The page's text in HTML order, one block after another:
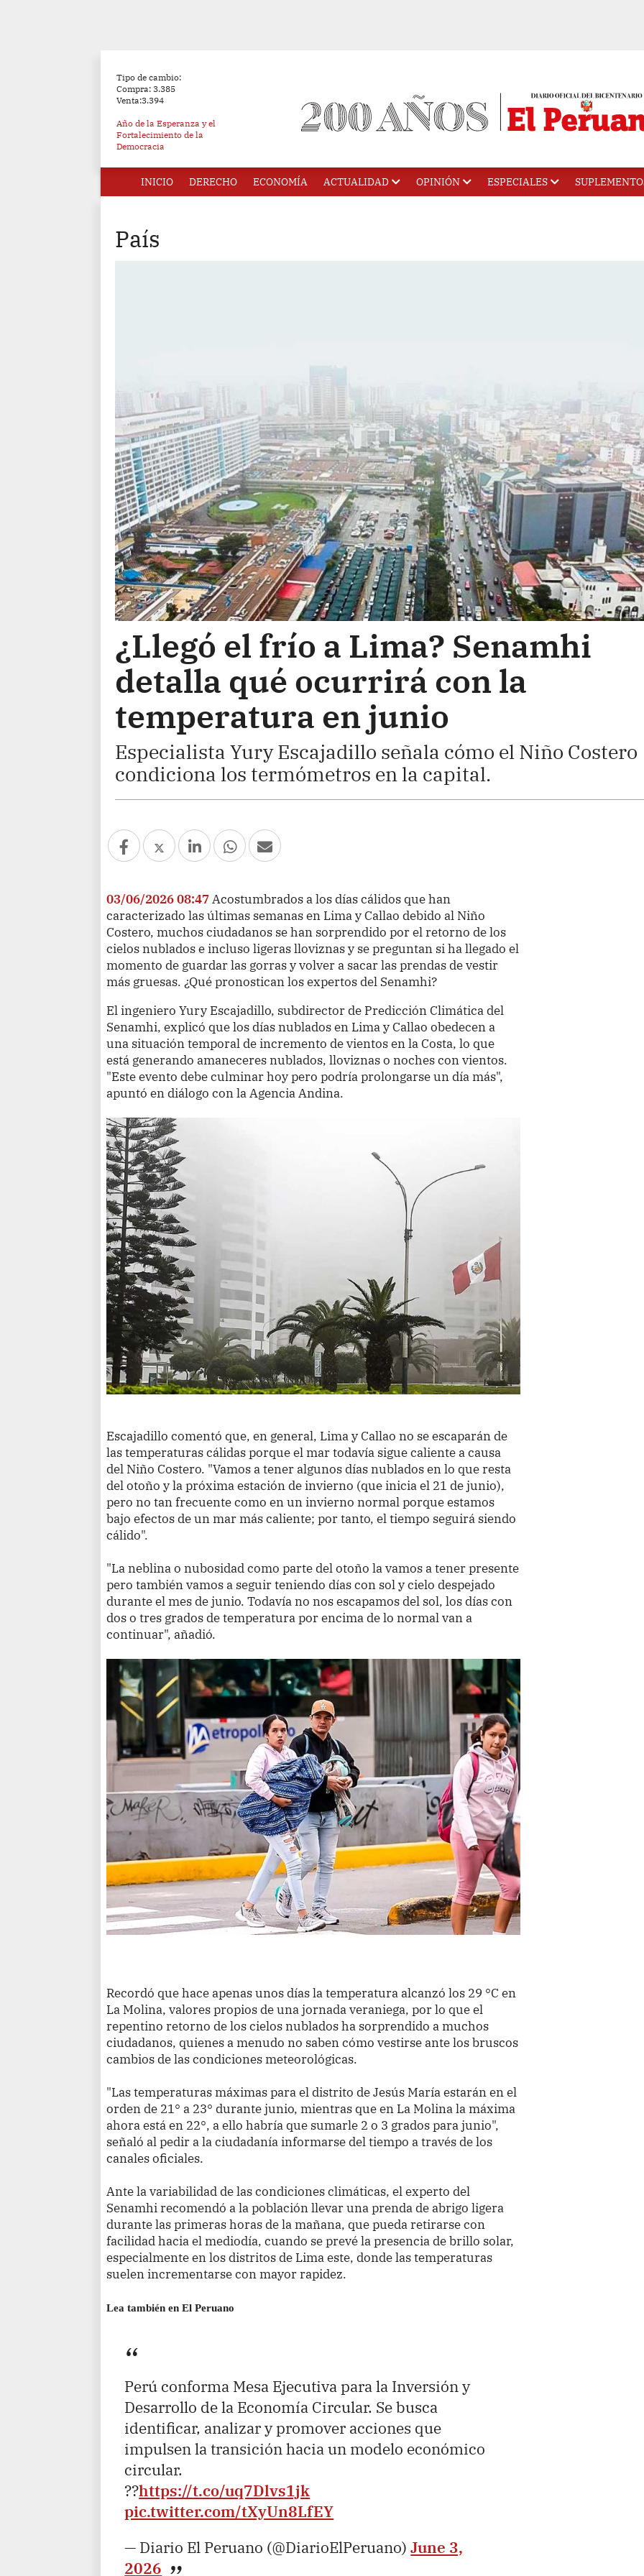
Tipo de cambio:
Compra: 3.385
Venta:3.394
Año de la Esperanza y el
Fortalecimiento de la
Democracia
INICIO DERECHO ECONOMÍA ACTUALIDAD OPINIÓN ESPECIALES
País
¿Llegó el frío a Lima? Senamhi
detalla qué ocurrirá con la
temperatura en junio
Especialista Yury Escajadillo señala cómo el Niño Costero
condiciona los termómetros en la capital.
03/06/2026 08:47Acostumbrados a los días cálidos que han
caracterizado las últimas semanas en Lima y Callao debido al Niño
Costero, muchos ciudadanos se han sorprendido por el retorno de los
cielos nublados e incluso ligeras lloviznas y se preguntan si ha llegado el
momento de guardar las gorras y volver a sacar las prendas de vestir
más gruesas. ¿Qué pronostican los expertos del Senamhi?
El ingeniero Yury Escajadillo, subdirector de Predicción Climática del
Senamhi, explicó que los días nublados en Lima y Callao obedecen a
una situación temporal de incremento de vientos en la Costa, lo que
está generando amaneceres nublados, lloviznas o noches con vientos.
"Este evento debe culminar hoy pero podría prolongarse un día más",
apuntó en diálogo con la Agencia Andina.
Escajadillo comentó que, en general, Lima y Callao no se escaparán de
las temperaturas cálidas porque el mar todavía sigue caliente a causa
del Niño Costero. "Vamos a tener algunos días nublados en lo que resta
del otoño y la próxima estación de invierno (que inicia el 21 de junio),
pero no tan frecuente como en un invierno normal porque estamos
bajo efectos de un mar más caliente; por tanto, el tiempo seguirá siendo
cálido".
"La neblina o nubosidad como parte del otoño la vamos a tener presente
pero también vamos a seguir teniendo días con sol y cielo despejado
durante el mes de junio. Todavía no nos escapamos del sol, los días con
dos o tres grados de temperatura por encima de lo normal van a
continuar", añadió.
Recordó que hace apenas unos días la temperatura alcanzó los 29 °C en
La Molina, valores propios de una jornada veraniega, por lo que el
repentino retorno de los cielos nublados ha sorprendido a muchos
ciudadanos, quienes a menudo no saben cómo vestirse ante los bruscos
cambios de las condiciones meteorológicas.
"Las temperaturas máximas para el distrito de Jesús María estarán en el
orden de 21° a 23° durante junio, mientras que en La Molina la máxima
ahora está en 22°, a ello habría que sumarle 2 o 3 grados para junio",
señaló al pedir a la ciudadanía informarse del tiempo a través de los
canales oficiales.
Ante la variabilidad de las condiciones climáticas, el experto del
Senamhi recomendó a la población llevar una prenda de abrigo ligera
durante las primeras horas de la mañana, que pueda retirarse con
facilidad hacia el mediodía, cuando se prevé la presencia de brillo solar,
especialmente en los distritos de Lima este, donde las temperaturas
suelen incrementarse con mayor rapidez.
Lea también en El Peruano
Perú conforma Mesa Ejecutiva para la Inversión y
Desarrollo de la Economía Circular. Se busca
identificar, analizar y promover acciones que
impulsen la transición hacia un modelo económico
circular.
??https://t.co/uq7Dlvs1jk
pic.twitter.com/tXyUn8LfEY
— Diario El Peruano (@DiarioElPeruano)June 3,
2026